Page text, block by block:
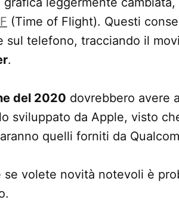
(Time of Flight). Questi
sul telefono, tracciando il
.
del 2020 dovrebbero avere
sviluppato da Apple, visto
quelli forniti da
se volete novità notevoli è